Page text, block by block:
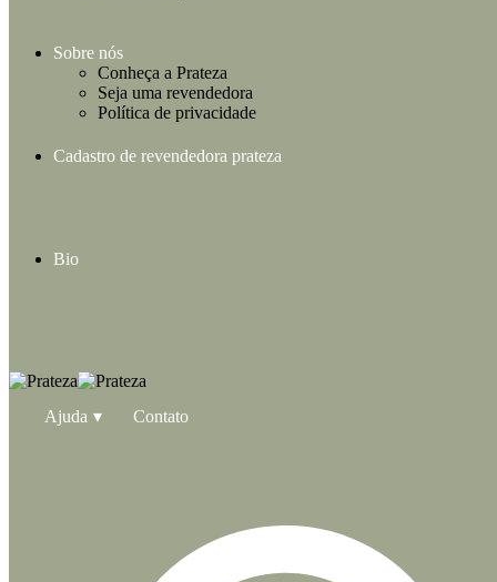
Sobre nós
Conheça a Prateza
Seja uma revendedora
Política de privacidade
Cadastro de revendedora prateza
Bio
Ajuda Contato